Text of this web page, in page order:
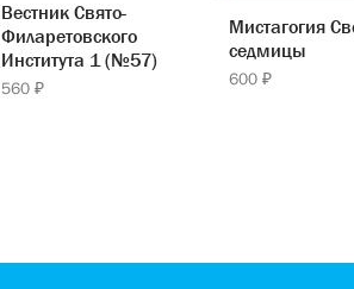
Вестник Свято-
Филаретовского
Института 1 (№57)
560 ₽
Мистагогия
седмицы
600 ₽